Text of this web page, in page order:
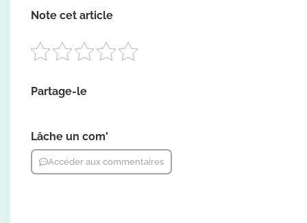
Note cet article
Partage-le
Lâche un com'
Accéder aux commentaires